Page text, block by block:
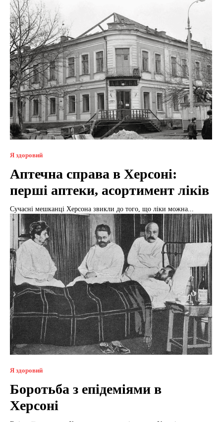
Я здоровий
Аптечна справа в Херсоні:
перші аптеки, асортимент ліків
Сучасні мешканці Херсона звикли до того, що ліки можна...
Я здоровий
Боротьба з епідеміями в
Херсоні